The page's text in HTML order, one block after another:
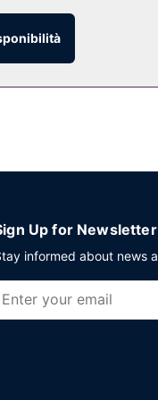
la giornata in
è disponibile a
Up for Newsletter
informed about news